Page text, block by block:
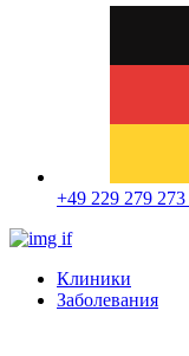
+49 229 279 273
Клиники
Заболевания